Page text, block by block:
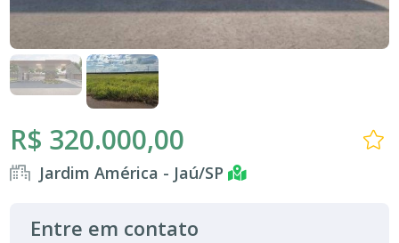
R$ 320.000,00
Jardim América - Jaú/SP
Entre em contato